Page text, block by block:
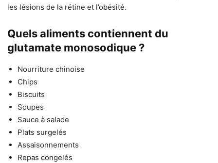
les lésions de la rétine et l’obésité.
Quels aliments contiennent du
glutamate monosodique ?
Nourriture chinoise
Chips
Biscuits
Soupes
Sauce à salade
Plats surgelés
Assaisonnements
Repas congelés